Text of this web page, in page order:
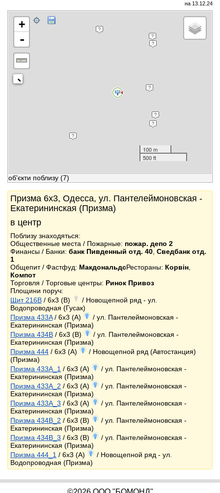
на 13.12.24
+
-
100 m
500 ft
об'єкти поблизу (7)
Призма 6x3, Одесса, ул. Пантелеймоновская -
Екатерининская (Призма)
в центр
Поблизу знаходяться:
Общественные места / Пожарные: пожар. депо 2
Финансы / Банки: банк Пивденный отд. 40 Сведбанк отд.
1
Общепит / Фастфуд: МакдональдсРестораны: Корвін
Компот
Торговля / Торговые центры: Ринок Привоз
Площини поруч:
Щит 216B / 6x3 (B)
/ Новощепной ряд - ул.
Водопроводная (Гусак)
Призма 433A/ 6x3 (A)
/ ул. Пантелеймоновская -
Екатерининская (Призма)
Призма 434B / 6x3 (B)
/ ул. Пантелеймоновская -
Екатерининская (Призма)
Призма 444 / 6x3 (A)
/ Новощепной ряд (Автостанция)
(Призма)
Призма 433A_1 / 6x3 (A)
/ ул. Пантелеймоновская -
Екатерининская (Призма)
Призма 433A_2 / 6x3 (A)
/ ул. Пантелеймоновская -
Екатерининская (Призма)
Призма 433A_3 / 6x3 (A)
/ ул. Пантелеймоновская -
Екатерининская (Призма)
Призма 434B_2 / 6x3 (B)
/ ул. Пантелеймоновская -
Екатерининская (Призма)
Призма 434B_3 / 6x3 (B)
/ ул. Пантелеймоновская -
Екатерининская (Призма)
Призма 444_1 / 6x3 (A)
/ Новощепной ряд - ул.
Водопроводная (Призма)